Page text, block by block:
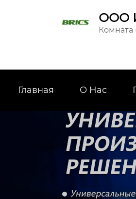
ООО
Комната
Главная О Hас